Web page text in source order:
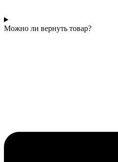
Можно ли вернуть товар?